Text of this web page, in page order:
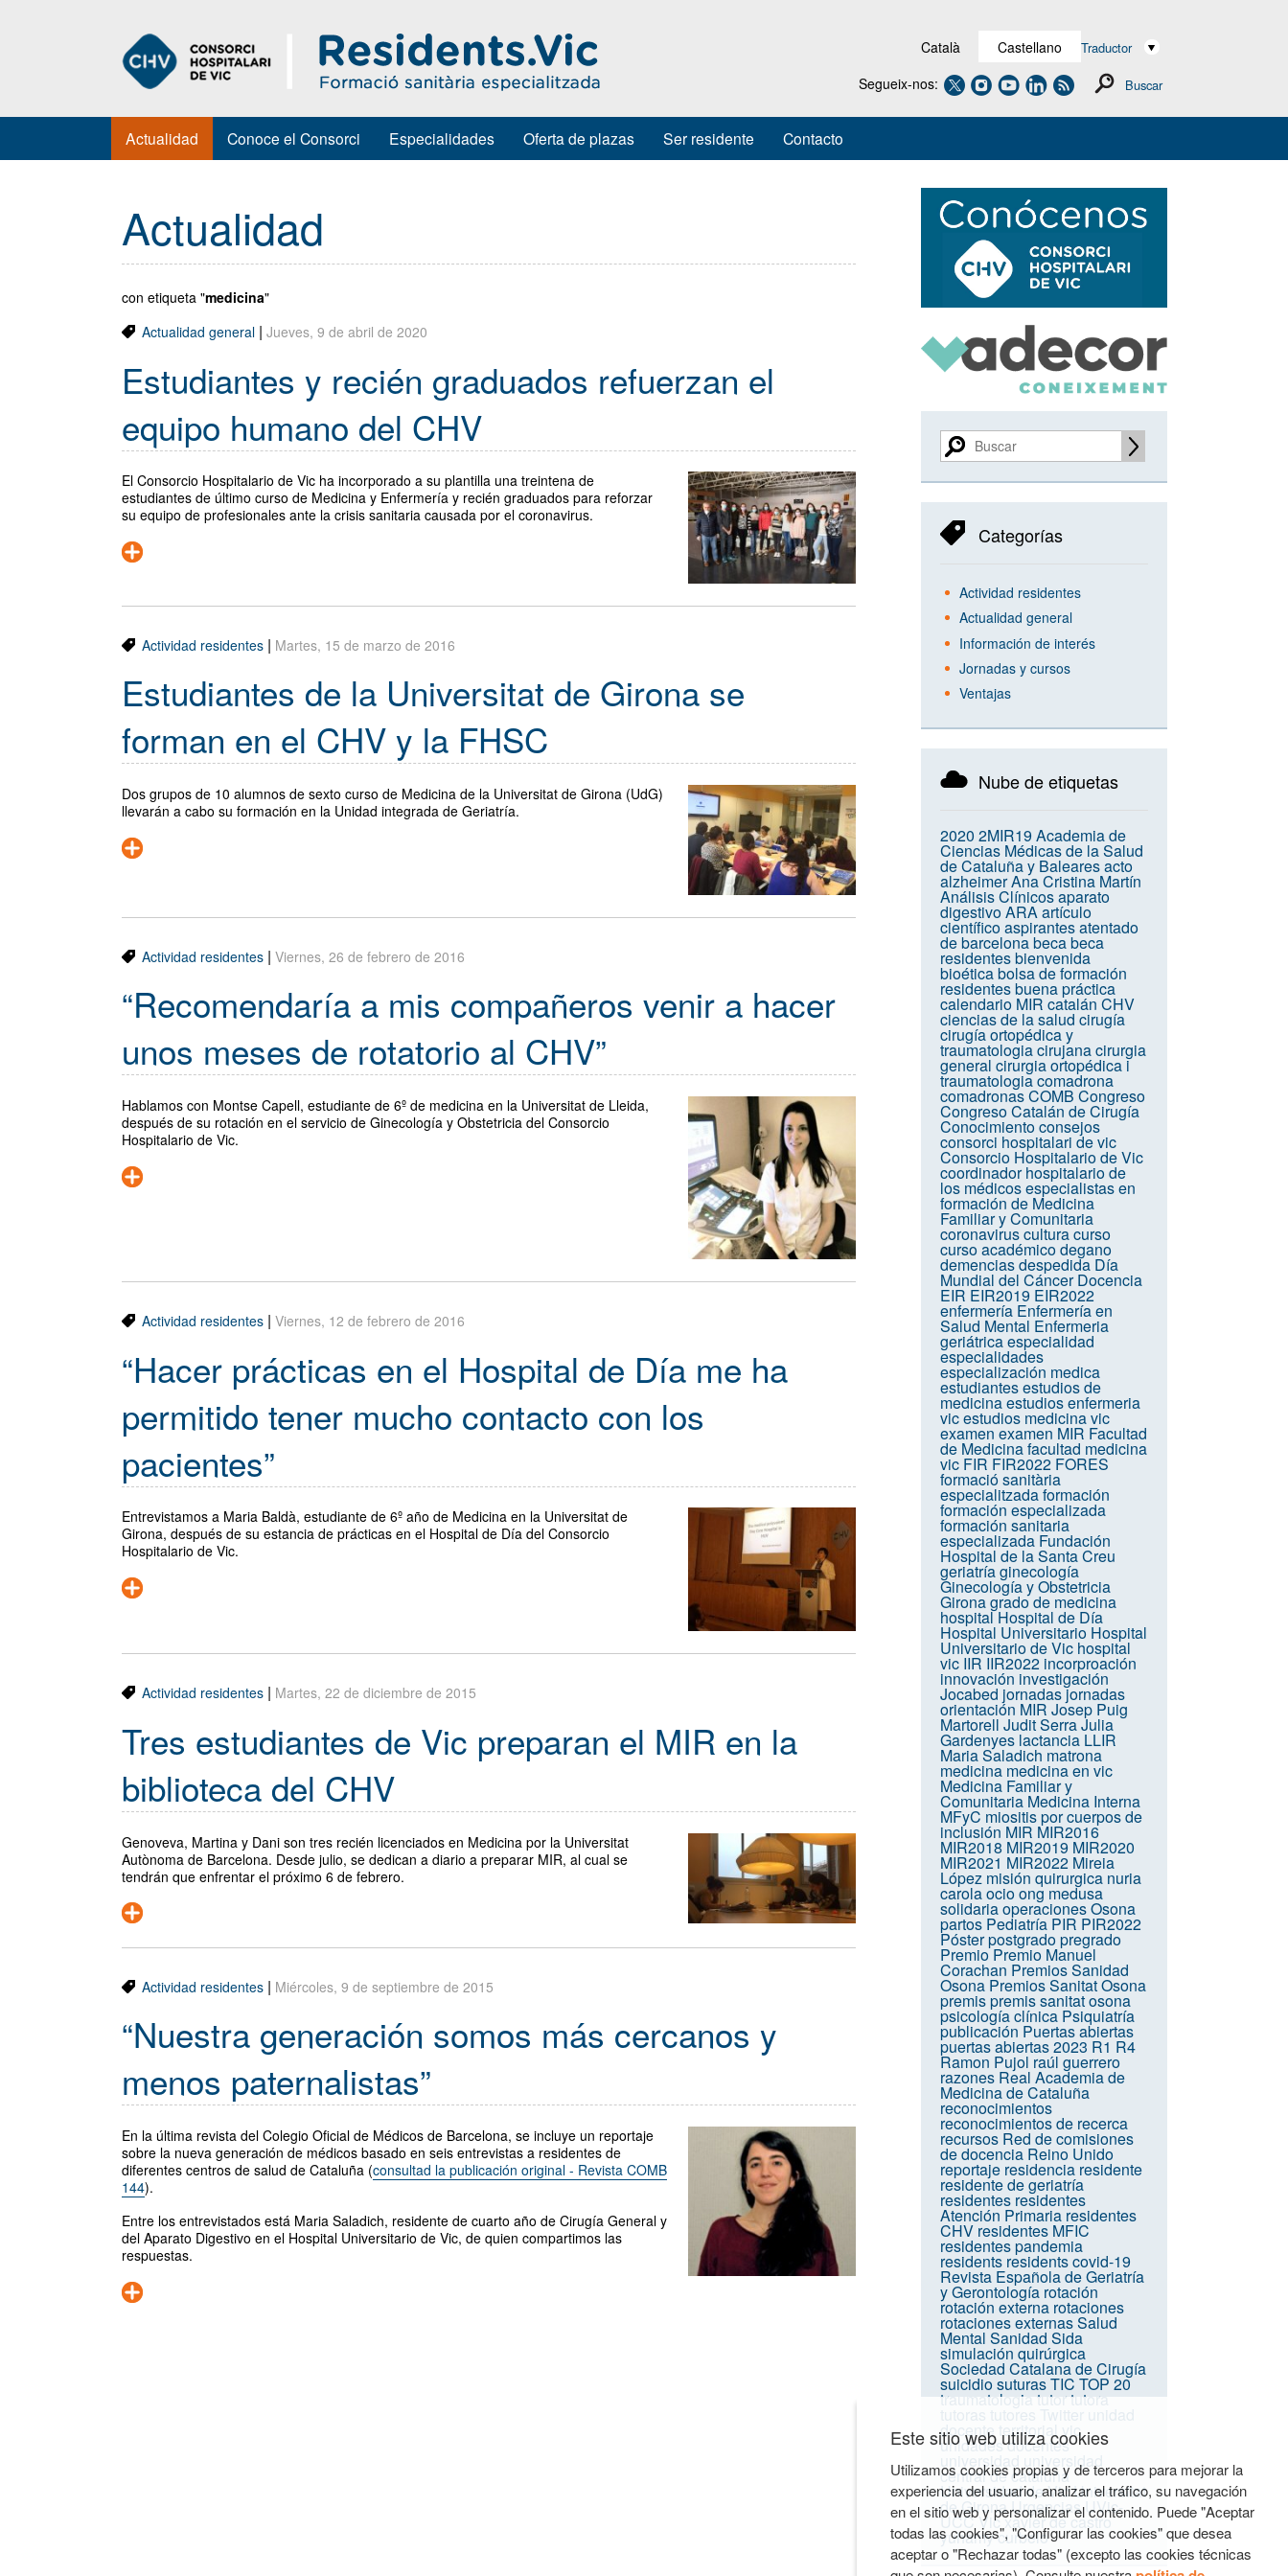
Català Castellano Traductor
Segueix-nos: Buscar
Actualidad Conoce el Consorci Especialidades Oferta de plazas Ser residente Contacto
Actualidad
con etiqueta "medicina"
Actualidad general |Jueves, 9 de abril de 2020
Estudiantes y recién graduados refuerzan el
equipo humano del CHV
El Consorcio Hospitalario de Vic ha incorporado a su plantilla una treintena de
estudiantes de último curso de Medicina y Enfermería y recién graduados para reforzar
su equipo de profesionales ante la crisis sanitaria causada por el coronavirus.
Actividad residentes | Martes, 15 de marzo de 2016
Estudiantes de la Universitat de Girona se
forman en el CHV y la FHSC
Dos grupos de 10 alumnos de sexto curso de Medicina de la Universitat de Girona (UdG)
llevarán a cabo su formación en la Unidad integrada de Geriatría.
Actividad residentes |Viernes, 26 de febrero de 2016
“Recomendaría a mis compañeros venir a hacer
unos meses de rotatorio al CHV”
Hablamos con Montse Capell, estudiante de 6º de medicina en la Universitat de Lleida,
después de su rotación en el servicio de Ginecología y Obstetricia del Consorcio
Hospitalario de Vic.
Actividad residentes |Viernes, 12 de febrero de 2016
“Hacer prácticas en el Hospital de Día me ha
permitido tener mucho contacto con los
pacientes”
Entrevistamos a Maria Baldà, estudiante de 6º año de Medicina en la Universitat de
Girona, después de su estancia de prácticas en el Hospital de Día del Consorcio
Hospitalario de Vic.
Actividad residentes | Martes, 22 de diciembre de 2015
Tres estudiantes de Vic preparan el MIR en la
biblioteca del CHV
Genoveva, Martina y Dani son tres recién licenciados en Medicina por la Universitat
Autònoma de Barcelona. Desde julio, se dedican a diario a preparar MIR, al cual se
tendrán que enfrentar el próximo 6 de febrero.
Actividad residentes | Miércoles, 9 de septiembre de 2015
“Nuestra generación somos más cercanos y
menos paternalistas”
En la última revista del Colegio Oficial de Médicos de Barcelona, se incluye un reportaje
sobre la nueva generación de médicos basado en seis entrevistas a residentes de
diferentes centros de salud de Cataluña (consultad la publicación original - Revista COMB
144).
Entre los entrevistados está Maria Saladich, residente de cuarto año de Cirugía General y
del Aparato Digestivo en el Hospital Universitario de Vic, de quien compartimos las
respuestas.
Navegación
secundaria
Categorías
Actividad residentes
Actualidad general
Información de interés
Jornadas y cursos
Ventajas
Nube de etiquetas
2020 2MIR19 Academia de
Ciencias Médicas de la Salud
de Cataluña y Balearesacto
alzheimerAna Cristina Martín
Análisis Clínicosaparato
digestivoARAartículo
científicoaspirantesatentado
de barcelonabecabeca
residentesbienvenida
bioéticabolsa de formación
residentesbuena práctica
calendario MIR catalán CHV
ciencias de la salud cirugía
cirugía ortopédica y
traumatologiacirujanacirurgia
general cirurgia ortopédica i
traumatologiacomadrona
comadronasCOMB Congreso
Congreso Catalán de Cirugía
Conocimientoconsejos
consorci hospitalari de vic
Consorcio Hospitalario de Vic
coordinador hospitalario de
los médicos especialistas en
formación de Medicina
Familiar y Comunitaria
coronavirusculturacurso
curso académicodegano
demenciasdespedida Día
Mundial del Cáncer Docencia
EIR EIR2019 EIR2022
enfermería Enfermería en
Salud Mental Enfermeria
geriátricaespecialidad
especialidades
especialización medica
estudiantesestudios de
medicinaestudios enfermeria
vicestudios medicina vic
examen examen MIR Facultad
de Medicinafacultad medicina
vic FIR FIR2022 FORES
formació sanitària
especialitzadaformación
formación especializada
formación sanitaria
especializada Fundación
Hospital de la Santa Creu
geriatríaginecología
Ginecología y Obstetricia
Gironagrado de medicina
hospital Hospital de Día
Hospital Universitario Hospital
Universitario de Vic hospital
vic IIR IIR2022 incorproación
innovación investigación
Jocabed jornadasjornadas
orientación MIR Josep Puig
Martorell Judit SerraJulia
Gardenyes lactancia LLIR
Maria Saladich matrona
medicina medicina en vic
Medicina Familiar y
Comunitaria Medicina Interna
MFyC miositis por cuerpos de
inclusión MIR MIR2016
MIR2018 MIR2019 MIR2020
MIR2021 MIR2022 Mireia
López misión quirurgica nuria
carolaocioong medusa
solidariaoperacionesOsona
partos Pediatría PIR PIR2022
Pósterpostgradopregrado
Premio Premio Manuel
Corachan Premios Sanidad
Osona Premios Sanitat Osona
premispremis sanitat osona
psicología clínica Psiquiatría
publicación Puertas abiertas
puertas abiertas 2023 R1 R4
Ramon Pujol raúl guerrero
razones Real Academia de
Medicina de Cataluña
reconocimientos
reconocimientos de recerca
recursos Red de comisiones
de docencia Reino Unido
reportaje residencia residente
residente de geriatría
residentes residentes
Atención Primaria residentes
CHV residentes MFIC
residentes pandemia
residents residents covid-19
Revista Española de Geriatría
y Gerontología rotación
rotación externa rotaciones
rotaciones externasSalud
Mental Sanidad Sida
simulación quirúrgica
Sociedad Catalana de Cirugía
suicidiosuturasTIC TOP 20
traumatologia tutor tutora
docente territorial vic
unidades docentes
universidad universidad
central de cataluña
Universidad de VicUniversitat
de GironaUrgencias UVic-
UCC Vicxavier de castro
yuhamy curbelo
Este sitio web utiliza cookies
Utilizamos cookies propias y de terceros para mejorar la
experiencia del usuario, analizar el tráfico, su navegación
en el sitio web y personalizar el contenido. Puede "Aceptar
todas las cookies", "Configurar las cookies" que desea
aceptar o "Rechazar todas" (excepto las cookies técnicas